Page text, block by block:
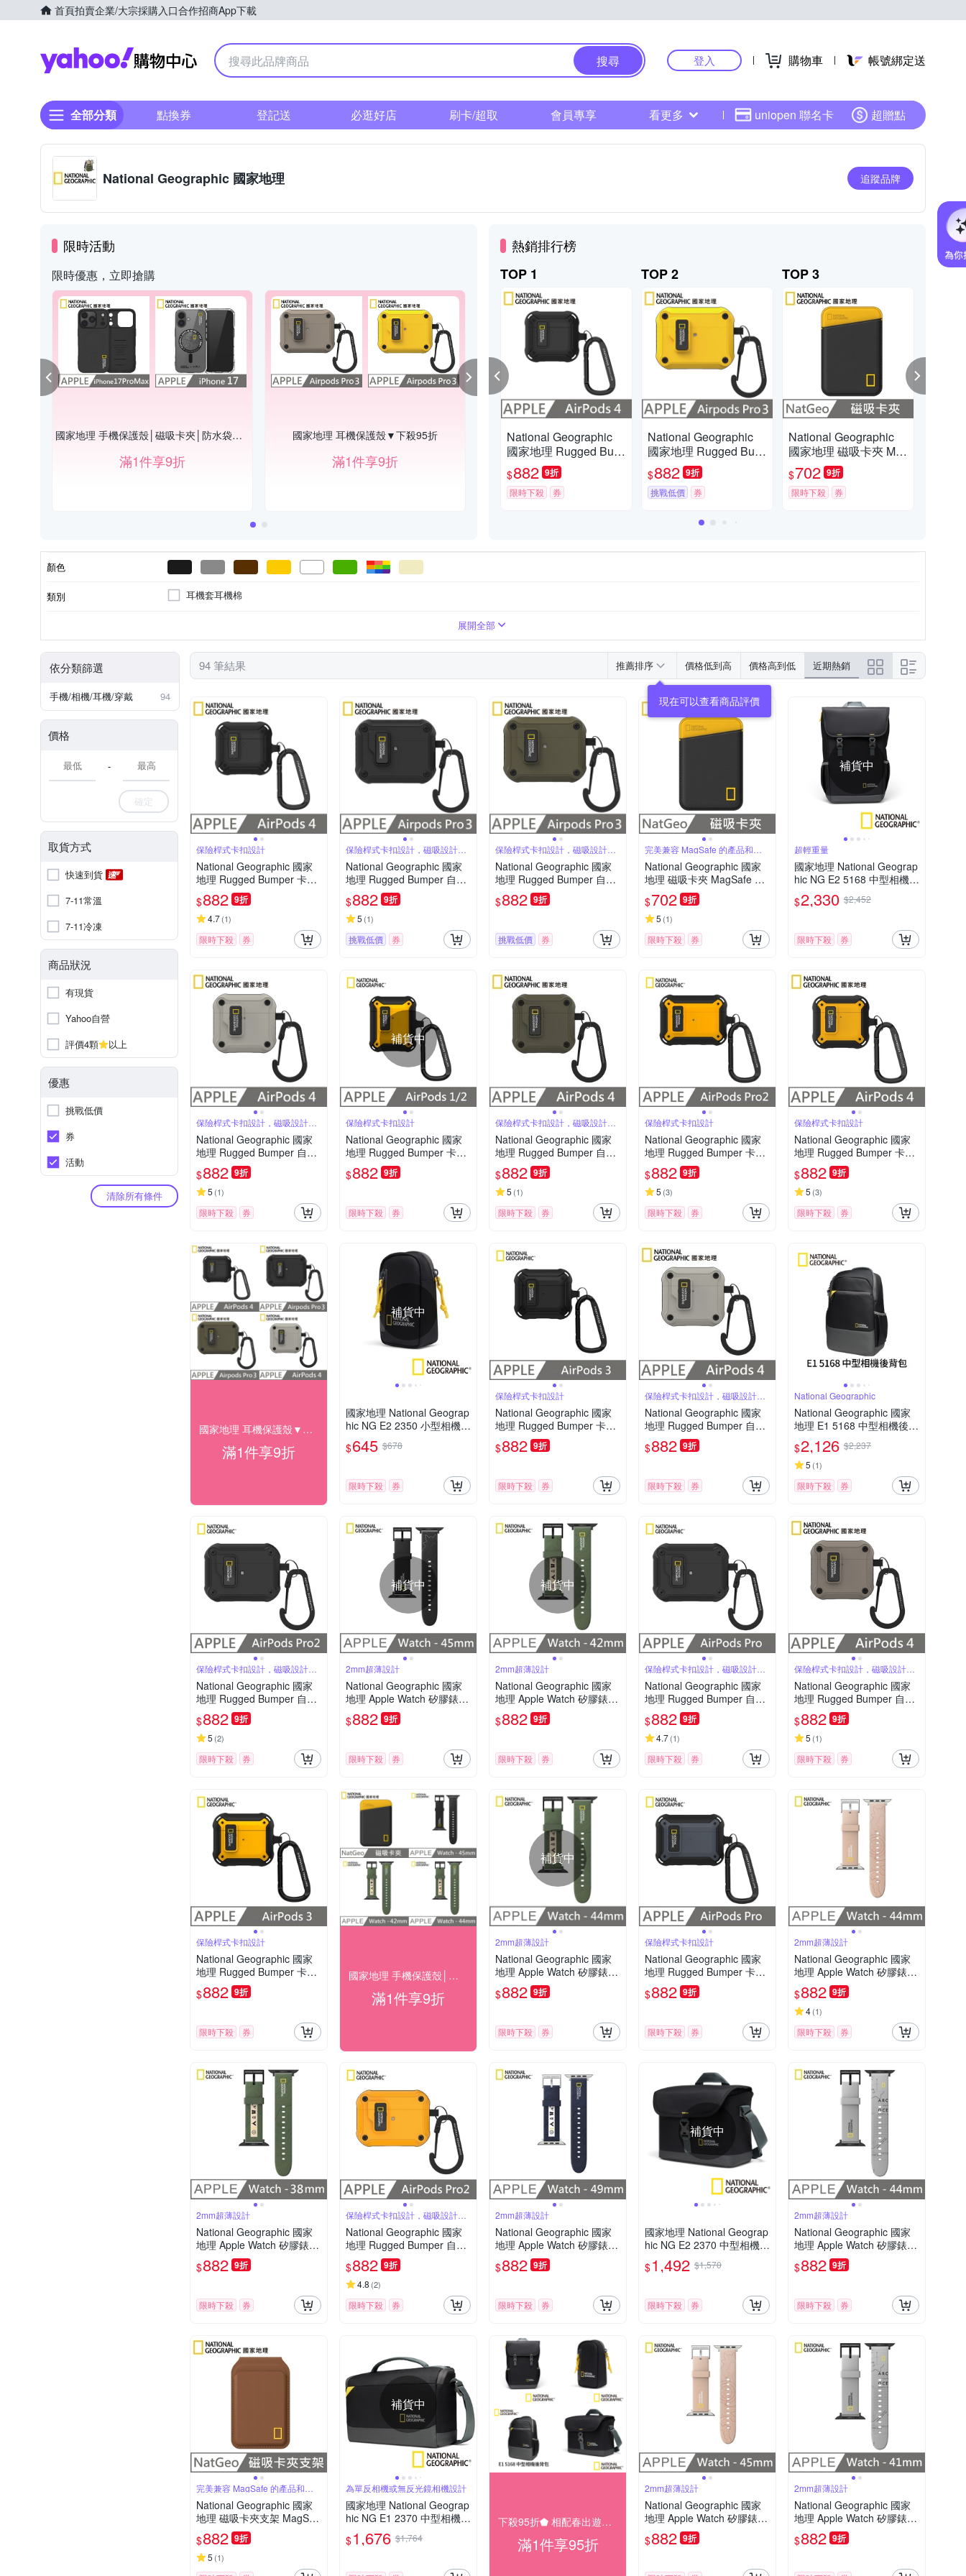
首頁拍賣企業/大宗採購入口合作招商App下載
Yahoo購物中心
搜尋 登入 購物車 帳號綁定送
全部分類 點換券 登記送 必逛好店 刷卡/超取 會員專享 看更多 uniopen 聯名卡 超贈點
National Geographic 國家地理 追蹤品牌
限時活動
限時優惠，立即搶購
國家地理 手機保護殼│磁吸卡夾│防水袋▼9折
滿1件享9折
國家地理 耳機保護殼▼下殺95折
滿1件享9折
品牌聯名 滿額888贈送推車雨罩(送完為止)
滿額折扣活動，購物滿888元送贈品。
熱銷排行榜
TOP 1
National Geographic
國家地理 Rugged Bum
per 卡扣式 耳機保護殼
適用 AirPods 4 - 黑色
$882 9折
限時下殺 券
TOP 2
National Geographic
國家地理 Rugged Bum
per 自動開蓋 耳機保護
殼 適用 AirPods Pro 3 -
黃色
$882 9折
挑戰低價 券
TOP 3
National Geographic
國家地理 磁吸卡夾 Ma
gSafe Card Pocket - 黑
黃
$702 9折
限時下殺 券
顏色
類別 耳機套耳機棉
展開全部
依分類篩選
手機/相機/耳機/穿戴 94
價格
-
確定
取貨方式
快速到貨
7-11常溫
7-11冷凍
商品狀況
有現貨
Yahoo自營
評價4顆
以上
優惠
挑戰低價
券
活動
清除所有條件
94 筆結果 推薦排序 價格低到高 價格高到低 近期熱銷
保險桿式卡扣設計
National Geographic 國家
地理 Rugged Bumper 卡扣
式 耳機保護殼 適用 AirPods
4 - 黑色
$882 9折
4.7(1)
限時下殺 券
保險桿式卡扣設計，磁吸設計可
自動開蓋
National Geographic 國家
地理 Rugged Bumper 自動
開蓋 耳機保護殼 適用 AirPo
ds Pro 3 - 黑色
$882 9折
5 (1)
挑戰低價 券
保險桿式卡扣設計，磁吸設計可
自動開蓋
National Geographic 國家
地理 Rugged Bumper 自動
開蓋 耳機保護殼 適用 AirPo
ds Pro 3 - 卡其色
$882 9折
挑戰低價 券
完美兼容 MagSafe 的產品和手
機殼
National Geographic 國家
地理 磁吸卡夾 MagSafe Ca
rd Pocket - 黑黃
$702 9折
5 (1)
限時下殺 券
補貨中
超輕重量
國家地理 National Geograp
hic NG E2 5168 中型相機後
背包
$2,330 $2,452
限時下殺 券
保險桿式卡扣設計，磁吸設計可
自動開蓋
National Geographic 國家
地理 Rugged Bumper 自動
開蓋 耳機保護殼 適用 AirPo
ds 4 - 石米色
$882 9折
5 (1)
限時下殺 券
補貨中
保險桿式卡扣設計
National Geographic 國家
地理 Rugged Bumper 卡扣
式 耳機保護殼 適用 AirPods
1/2 - 黃色
$882 9折
限時下殺 券
保險桿式卡扣設計，磁吸設計可
自動開蓋
National Geographic 國家
地理 Rugged Bumper 自動
開蓋 耳機保護殼 適用 AirPo
ds 4 - 卡其色
$882 9折
5 (1)
限時下殺 券
保險桿式卡扣設計
National Geographic 國家
地理 Rugged Bumper 卡扣
式 耳機保護殼 適用 AirPods
Pro 2 - 黃色
$882 9折
5 (3)
限時下殺 券
保險桿式卡扣設計
National Geographic 國家
地理 Rugged Bumper 卡扣
式 耳機保護殼 適用 AirPods
4 - 黃色
$882 9折
5 (3)
限時下殺 券
國家地理 耳機保護殼▼下殺95折
滿1件享9折
補貨中
國家地理 National Geograp
hic NG E2 2350 小型相機收
納包
$645 $678
限時下殺 券
保險桿式卡扣設計
National Geographic 國家
地理 Rugged Bumper 卡扣
式 耳機保護殼 適用 AirPods
3 - 黑色
$882 9折
限時下殺 券
保險桿式卡扣設計，磁吸設計可
自動開蓋
National Geographic 國家
地理 Rugged Bumper 自動
開蓋 耳機保護殼 適用 AirPo
ds 4 - 石米色
$882 9折
限時下殺 券
National Geographic
National Geographic 國家
地理 E1 5168 中型相機後背
包
$2,126 $2,237
5 (1)
限時下殺 券
保險桿式卡扣設計，磁吸設計可
自動開蓋
National Geographic 國家
地理 Rugged Bumper 自動
開蓋 耳機保護殼 適用 AirPo
ds Pro 2 - 黑色
$882 9折
5 (2)
限時下殺 券
補貨中
2mm超薄設計
National Geographic 國家
地理 Apple Watch 矽膠錶帶
45mm - 山脈黑
$882 9折
限時下殺 券
補貨中
2mm超薄設計
National Geographic 國家
地理 Apple Watch 矽膠錶帶
42mm - 綠色
$882 9折
限時下殺 券
保險桿式卡扣設計，磁吸設計可
自動開蓋
National Geographic 國家
地理 Rugged Bumper 自動
開蓋 耳機保護殼 適用 AirPo
ds Pro - 黑色
$882 9折
4.7(1)
限時下殺 券
保險桿式卡扣設計，磁吸設計可
自動開蓋
National Geographic 國家
地理 Rugged Bumper 自動
開蓋 耳機保護殼 適用 AirPo
ds 4 - 灰褐色
$882 9折
5 (1)
限時下殺 券
保險桿式卡扣設計
National Geographic 國家
地理 Rugged Bumper 卡扣
式 耳機保護殼 適用 AirPods
3 - 黃色
$882 9折
限時下殺 券
國家地理 手機保護殼│磁吸卡夾│防水袋▼9折
滿1件享9折
補貨中
2mm超薄設計
National Geographic 國家
地理 Apple Watch 矽膠錶帶
44mm - 綠色
$882 9折
限時下殺 券
保險桿式卡扣設計
National Geographic 國家
地理 Rugged Bumper 卡扣
式 耳機保護殼 適用 AirPods
Pro - 灰色
$882 9折
限時下殺 券
2mm超薄設計
National Geographic 國家
地理 Apple Watch 矽膠錶帶
44mm - 粉色
$882 9折
4(1)
限時下殺 券
2mm超薄設計
National Geographic 國家
地理 Apple Watch 矽膠錶帶
38mm - 綠色
$882 9折
限時下殺 券
保險桿式卡扣設計，磁吸設計可
自動開蓋
National Geographic 國家
地理 Rugged Bumper 自動
開蓋 耳機保護殼 適用 AirPo
ds Pro 2 - 黃色
$882 9折
4.8 (2)
限時下殺 券
2mm超薄設計
National Geographic 國家
地理 Apple Watch 矽膠錶帶
49mm - 海軍藍
$882 9折
限時下殺 券
補貨中
國家地理 National Geograp
hic NG E2 2370 中型相機肩
背包
$1,492 $1,570
限時下殺 券
2mm超薄設計
National Geographic 國家
地理 Apple Watch 矽膠錶帶
44mm - 灰色
$882 9折
限時下殺 券
完美兼容 MagSafe 的產品和手
機殼
National Geographic 國家
地理 磁吸卡夾支架 MagSaf
e 磁吸支架 - 棕色
$882 9折
5 (1)
補貨中
為單反相機或無反光鏡相機設計
國家地理 National Geograp
hic NG E1 2370 中型相機肩
背包
$1,676 $1,764
下殺95折⬟ 相配春出遊大促
滿1件享95折
2mm超薄設計
National Geographic 國家
地理 Apple Watch 矽膠錶帶
45mm - 粉色
$882 9折
2mm超薄設計
National Geographic 國家
地理 Apple Watch 矽膠錶帶
41mm - 灰色
$882 9折